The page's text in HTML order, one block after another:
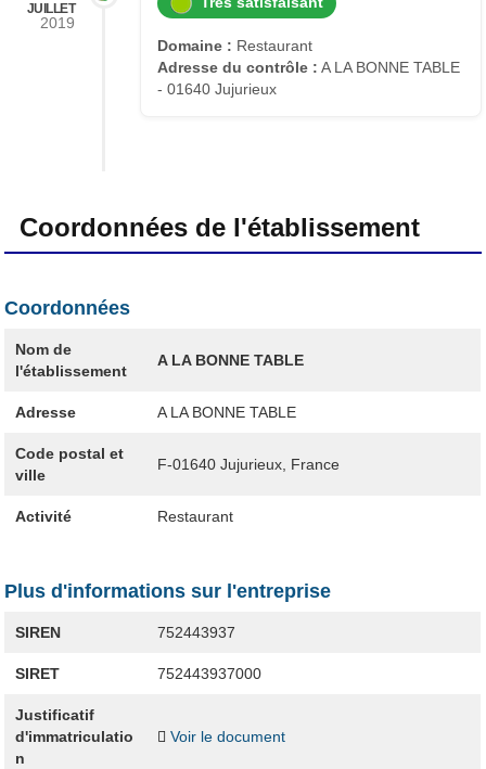
JUILLET
2019
Domaine : Restaurant
Adresse du contrôle : A LA BONNE TABLE
- 01640 Jujurieux
Coordonnées de l'établissement
Coordonnées
Nom de
l'établissement
A LA BONNE TABLE
Adresse A LA BONNE TABLE
Code postal et
ville
F-01640 Jujurieux, France
Activité Restaurant
Plus d'informations sur l'entreprise
SIREN 752443937
SIRET 752443937000
Justificatif
d'immatriculatio
n
Voir le document